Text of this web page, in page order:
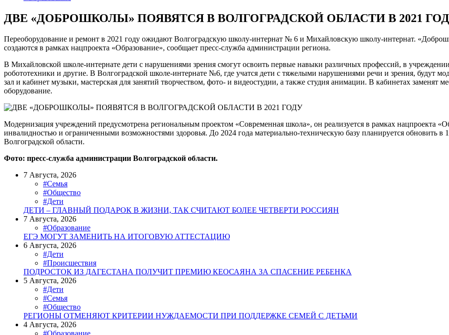
ДВЕ «ДОБРОШКОЛЫ» ПОЯВЯТСЯ В ВОЛГОГРАДСКОЙ ОБЛАСТИ В 2021
Переоборудование и ремонт в 2021 году ожидают Волгоградскую школу-интернат № 6 и Михайловскую школу-интернат.
создаются в рамках нацпроекта «Образование», сообщает пресс-служба администрации региона.
В Михайловской школе-интернате дети с нарушениями зрения смогут освоить первые навыки различных профессий, в
робототехники и другие. В Волгоградской школе-интернате №6, где учатся дети с тяжелыми нарушениями речи и зрения, будут
зал и кабинет музыки, мастерская для занятий творчеством, фото- и видеостудии, а также студия анимации. В кабинетах заменят
оборудование.
Модернизация учреждений предусмотрена региональным проектом «Современная школа», он реализуется в рамках нацпроекта
инвалидностью и ограниченными возможностями здоровья. До 2024 года материально-техническую базу планируется обновить в
Волгоградской области.
Фото: пресс-служба администрации Волгоградской области.
7 Августа, 2026
#Семья
#Общество
#Дети
ДЕТИ – ГЛАВНЫЙ ПОДАРОК В ЖИЗНИ, ТАК СЧИТАЮТ БОЛЕЕ ЧЕТВЕРТИ РОССИЯН
7 Августа, 2026
#Образование
ЕГЭ МОГУТ ЗАМЕНИТЬ НА ИТОГОВУЮ АТТЕСТАЦИЮ
6 Августа, 2026
#Дети
#Происшествия
ПОДРОСТОК ИЗ ДАГЕСТАНА ПОЛУЧИТ ПРЕМИЮ КЕОСАЯНА ЗА СПАСЕНИЕ РЕБЕНКА
5 Августа, 2026
#Дети
#Семья
#Общество
РЕГИОНЫ ОТМЕНЯЮТ КРИТЕРИИ НУЖДАЕМОСТИ ПРИ ПОДДЕРЖКЕ СЕМЕЙ С ДЕТЬМИ
4 Августа, 2026
#Образование